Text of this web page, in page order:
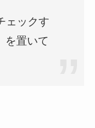
ェックす
を置いて